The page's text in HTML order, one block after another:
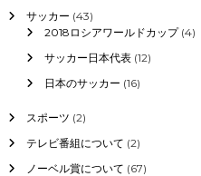
サッカー (43)
2018ロシアワールドカップ(4)
サッカー日本代表(12)
日本のサッカー (16)
スポーツ (2)
テレビ番組について (2)
ノーベル賞について (67)